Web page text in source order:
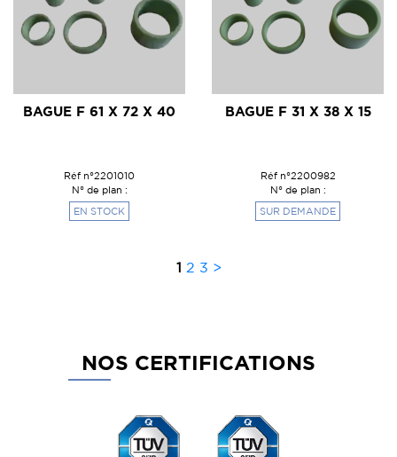
BAGUE F 61 X 72 X 40
Réf n°2201010
N° de plan :
EN STOCK
BAGUE F 31 X 38 X 15
Réf n°2200982
N° de plan :
SUR DEMANDE
1 2 3 >
NOS CERTIFICATIONS